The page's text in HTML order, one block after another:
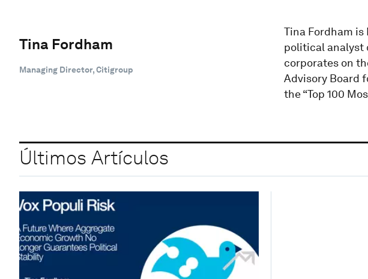
Tina Fordham
Managing Director, Citigroup
Tina Fordham
political analyst
corporates on
Advisory Board
the “Top 100
Últimos Artículos